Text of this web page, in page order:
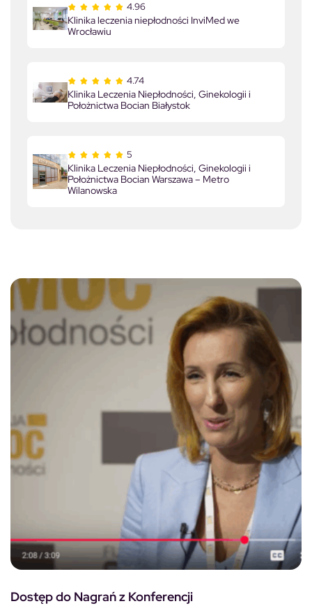
4.96
Klinika leczenia niepłodności InviMed we
Wrocławiu
4.74
Klinika Leczenia Niepłodności, Ginekologii i
Położnictwa Bocian Białystok
5
Klinika Leczenia Niepłodności, Ginekologii i
Położnictwa Bocian Warszawa – Metro
Wilanowska
Dostęp do Nagrań z Konferencji